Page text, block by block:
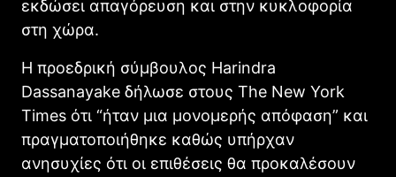
εκδώσει απαγόρευση και στην κυκλοφορία
στη χώρα.
Η προεδρική σύμβουλος Harindra
Dassanayake δήλωσε στους The New York
Times ότι “ήταν μια μονομερής απόφαση” και
πραγματοποιήθηκε καθώς υπήρχαν
ανησυχίες ότι οι επιθέσεις θα προκαλέσουν